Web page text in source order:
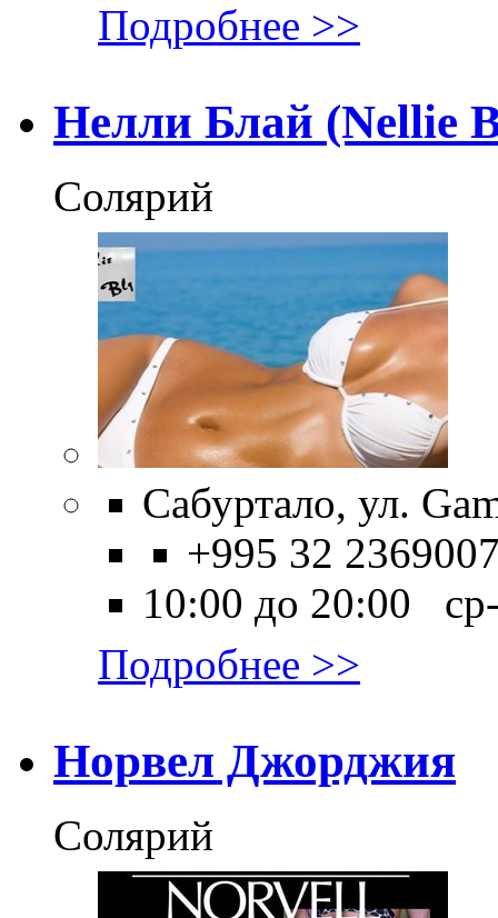
Подробнее >>
Нелли Блай (Nellie
Солярий
Сабуртало, ул.
+995 32
10:00 до 20:00
Подробнее >>
Норвел Джорджия
Солярий